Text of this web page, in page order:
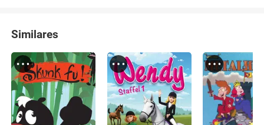
Similares